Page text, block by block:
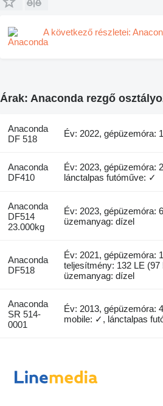
A következő részletei:
Árak: Anaconda rezgő
Anaconda
DF 518
Év: 2022, gépüzemóra:
Anaconda
DF410
Év: 2023, gépüzemóra:
lánctalpas futóműve: ✓
Anaconda
DF514
23.000kg
Év: 2023, gépüzemóra:
üzemanyag: dízel
Anaconda
DF518
Év: 2021, gépüzemóra:
teljesítmény: 132 LE (97
üzemanyag: dízel
Anaconda
SR 514-
0001
Év: 2013, gépüzemóra:
mobile: ✓, lánctalpas